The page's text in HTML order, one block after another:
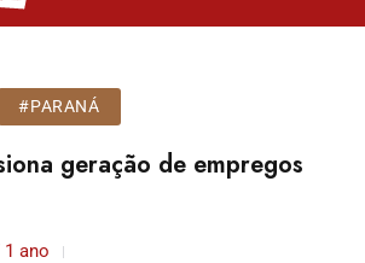
#PARANÁ
geração de empregos
1 ano